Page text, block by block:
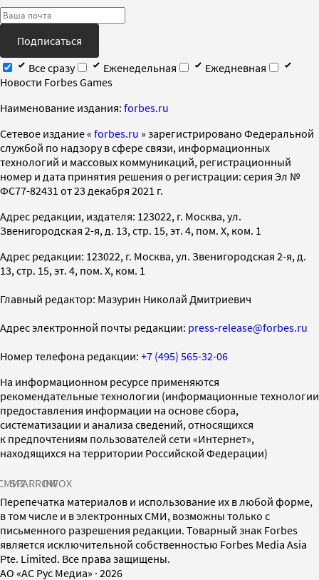
Подписаться
Все сразу
Еженедельная
Ежедневная
Новости Forbes Games
Наименование издания: forbes.ru
Cетевое издание « forbes.ru » зарегистрировано Федеральной
службой по надзору в сфере связи, информационных
технологий и массовых коммуникаций, регистрационный
номер и дата принятия решения о регистрации: серия Эл №
ФС77-82431 от 23 декабря 2021 г.
Адрес редакции, издателя: 123022, г. Москва, ул.
Звенигородская 2-я, д. 13, стр. 15, эт. 4, пом. X, ком. 1
Адрес редакции: 123022, г. Москва, ул. Звенигородская 2-я, д.
13, стр. 15, эт. 4, пом. X, ком. 1
Главный редактор: Мазурин Николай Дмитриевич
Адрес электронной почты редакции: press-release@forbes.ru
Номер телефона редакции: +7 (495) 565-32-06
На информационном ресурсе применяются
рекомендательные технологии (информационные технологии
предоставления информации на основе сбора,
систематизации и анализа сведений, относящихся
к предпочтениям пользователей сети «Интернет»,
находящихся на территории Российской Федерации)
SPARROWINFOX
Перепечатка материалов и использование их в любой форме,
в том числе и в электронных СМИ, возможны только с
письменного разрешения редакции. Товарный знак Forbes
является исключительной собственностью Forbes Media Asia
Pte. Limited. Все права защищены.
AO «АС Рус Медиа» · 2026